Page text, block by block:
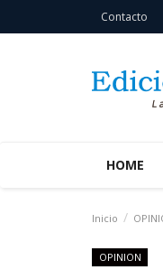
Contacto
HOME
Inicio
OPINION